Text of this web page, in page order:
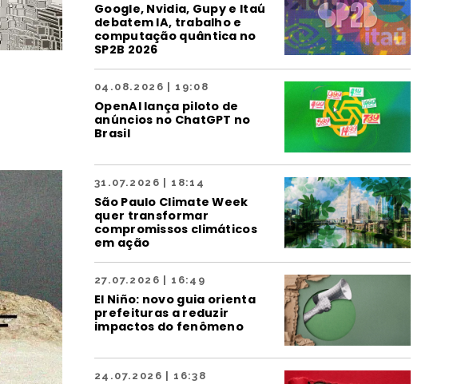
Google, Nvidia, Gupy e Itaú
debatem IA, trabalho e
computação quântica no
SP2B 2026
04.08.2026 | 19:08
OpenAI lança piloto de
anúncios no ChatGPT no
Brasil
31.07.2026 | 18:14
São Paulo Climate Week
quer transformar
compromissos climáticos
em ação
27.07.2026 | 16:49
El Niño: novo guia orienta
prefeituras a reduzir
impactos do fenômeno
24.07.2026 | 16:38